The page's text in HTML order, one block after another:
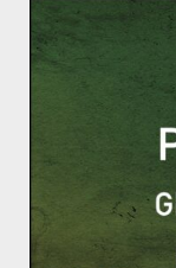
parti en 2009.
Pourtant,
montre à son
proviennent de
internationale,
un sursaut
mois.